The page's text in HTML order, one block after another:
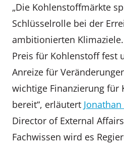
„Die Kohlenstoffmärkte
Schlüsselrolle bei der
ambitionierten
Preis für Kohlenstoff fest
Anreize für
wichtige Finanzierung für
bereit“, erläutert
Director of External
Fachwissen wird es